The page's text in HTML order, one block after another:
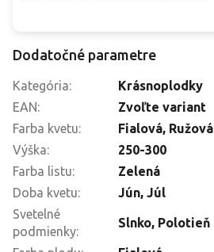
Dodatočné parametre
Kategória:
Krásnoplodky
EAN:
Zvoľte variant
Farba kvetu: Fialová, Ružová
Výška:
250-300
Farba listu:
Zelená
Doba kvetu: Jún, Júl
Svetelné
podmienky:
Slnko, Polotieň